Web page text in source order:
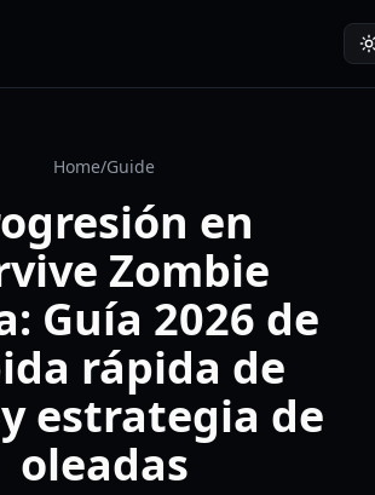
Home/Guide
en
Zombie
Guía 2026 de
rápida de
estrategia de
oleadas